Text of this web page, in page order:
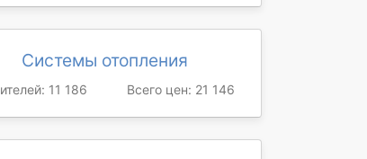
Системы отопления
11 186 Всего цен: 21 146